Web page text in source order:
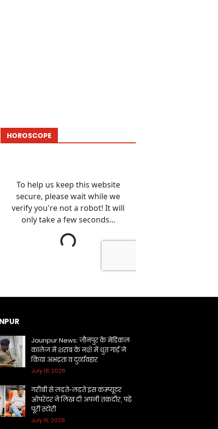
HOROSCOPE
Jaunpur News: जौनपुर के मेडिकल
कालेज में शराब के नशे में धुत गार्ड ने
किया अभद्रता व दुर्व्यवहार
July 18, 2026
गरीबी से लड़ते-लड़ते इस कम्प्यूटर
ऑपरेटर ने लिख दी अपनी तकदीर, पढ़ें
पूरी स्टोरी
July 15, 2026